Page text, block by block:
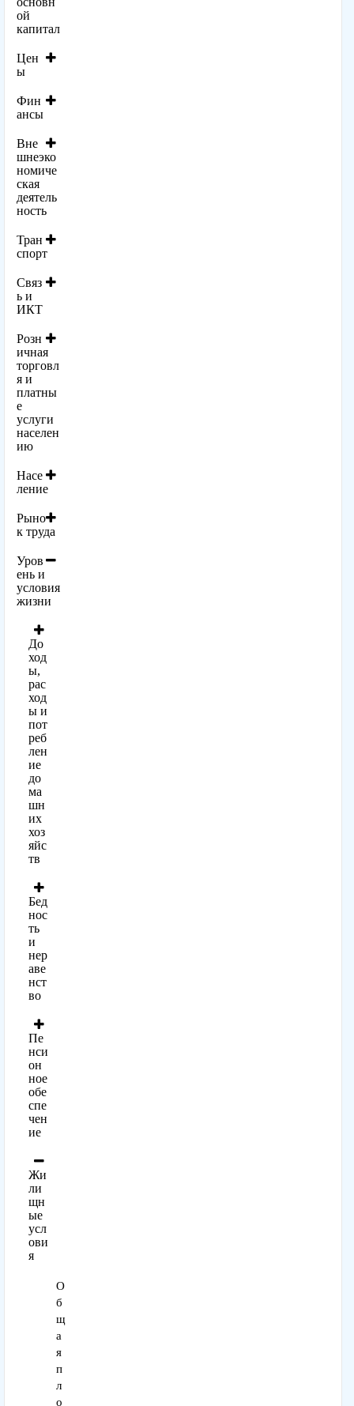
ой
капитал
Цен
ы
Фин
ансы
Вне
шнеэко
номиче
ская
деятель
ность
Тран
спорт
Связ
ь и
ИКТ
Розн
ичная
торговл
я и
платны
е
услуги
населен
ию
Насе
ление
Рыно
к труда
Уров
ень и
условия
жизни
До
ход
ы,
рас
ход
ы и
пот
реб
лен
ие
до
ма
шн
их
хоз
яйс
тв
Бед
нос
ть
и
нер
аве
нст
во
Пе
нси
он
ное
обе
спе
чен
ие
Жи
ли
щн
ые
усл
ови
я
О
б
щ
а
я
п
л
о